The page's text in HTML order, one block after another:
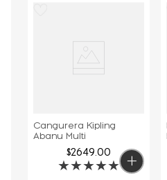
Cangurera Kipling
Abanu Multi
$2649.00
★★★★★